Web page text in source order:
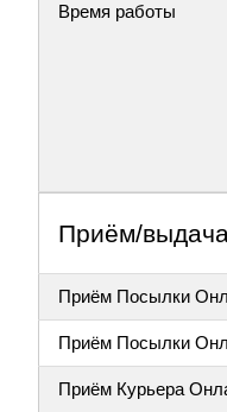
Время работы
Приём/
Приём Посылки
Приём Посылки
Приём Курьера